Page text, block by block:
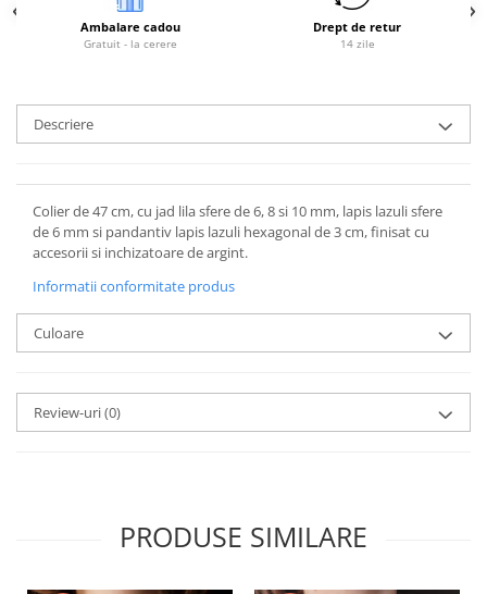
Ambalare cadou
Gratuit - la cerere
Drept de retur
14 zile
Descriere
Colier de 47 cm, cu jad lila sfere de 6, 8 si 10 mm, lapis lazuli sfere
de 6 mm si pandantiv lapis lazuli hexagonal de 3 cm, finisat cu
accesorii si inchizatoare de argint.
Informatii conformitate produs
Culoare
Review-uri(0)
PRODUSE SIMILARE